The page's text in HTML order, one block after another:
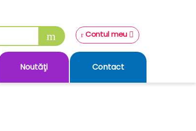
Contul meu
Noutăţi Contact